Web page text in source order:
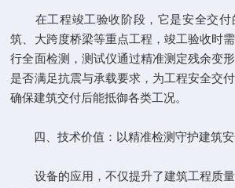
在工程竣工验收阶段，它是安全交付
筑、大跨度桥梁等重点工程，竣工验收时
行全面检测，测试仪通过精准测定残余变
是否满足抗震与承载要求，为工程安全交
确保建筑交付后能抵御各类工况。
四、技术价值：以精准检测守护建筑安
设备的应用，不仅提升了建筑工程质量